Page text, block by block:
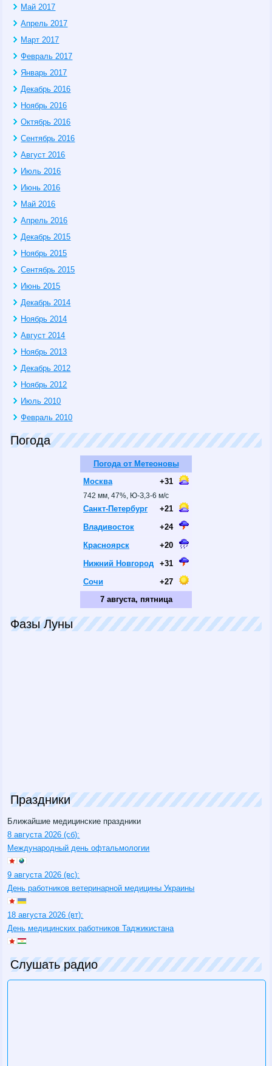
Май 2017
Апрель 2017
Март 2017
Февраль 2017
Январь 2017
Декабрь 2016
Ноябрь 2016
Октябрь 2016
Сентябрь 2016
Август 2016
Июль 2016
Июнь 2016
Май 2016
Апрель 2016
Декабрь 2015
Ноябрь 2015
Сентябрь 2015
Июнь 2015
Декабрь 2014
Ноябрь 2014
Август 2014
Ноябрь 2013
Декабрь 2012
Ноябрь 2012
Июль 2010
Февраль 2010
Погода
Погода от Метеоновы
Москва
+31
742 мм, 47%, Ю-З,3-6 м/с
Санкт-Петербург
+21
Владивосток
+24
Красноярск
+20
Нижний Новгород
+31
Сочи
+27
7 августа, пятница
Фазы Луны
Праздники
Ближайшие медицинские праздники
8 августа 2026 (сб):
Международный день офтальмологии
9 августа 2026 (вс):
День работников ветеринарной медицины Украины
18 августа 2026 (вт):
День медицинских работников Таджикистана
Слушать радио